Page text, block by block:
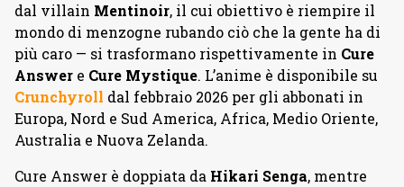
dal villain Mentinoir, il cui obiettivo è riempire il
mondo di menzogne rubando ciò che la gente ha di
più caro — si trasformano rispettivamente in Cure
Answer e Cure Mystique. L’anime è disponibile su
Crunchyroll dal febbraio 2026 per gli abbonati in
Europa, Nord e Sud America, Africa, Medio Oriente,
Australia e Nuova Zelanda.
Cure Answer è doppiata da Hikari Senga, mentre